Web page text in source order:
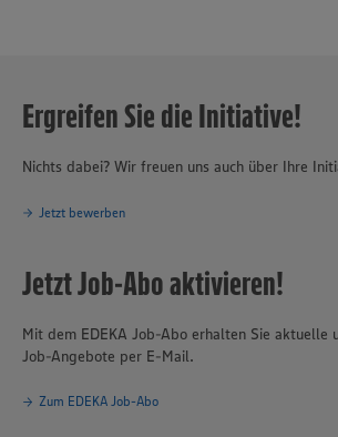
Ergreifen Sie die Initiative!
Nichts dabei? Wir freuen uns auch über Ihre
Jetzt bewerben
Jetzt Job-Abo aktivieren!
Mit dem EDEKA Job-Abo erhalten Sie aktuelle
Job-Angebote per E-Mail.
Zum EDEKA Job-Abo